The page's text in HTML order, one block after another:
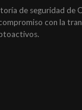
de seguridad de
con la